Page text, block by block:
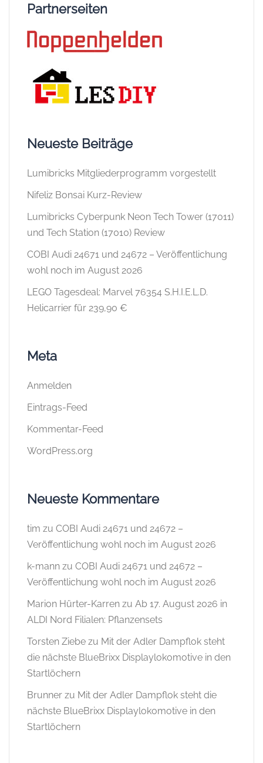
Partnerseiten
Neueste Beiträge
Lumibricks Mitgliederprogramm vorgestellt
Nifeliz Bonsai Kurz-Review
Lumibricks Cyberpunk Neon Tech Tower (17011)
und Tech Station (17010) Review
COBI Audi 24671 und 24672 – Veröffentlichung
wohl noch im August 2026
LEGO Tagesdeal: Marvel 76354 S.H.I.E.L.D.
Helicarrier für 239,90 €
Meta
Anmelden
Eintrags-Feed
Kommentar-Feed
WordPress.org
Neueste Kommentare
tim zu COBI Audi 24671 und 24672 –
Veröffentlichung wohl noch im August 2026
k-mann zu COBI Audi 24671 und 24672 –
Veröffentlichung wohl noch im August 2026
Marion Hürter-Karren zu Ab 17. August 2026 in
ALDI Nord Filialen: Pflanzensets
Torsten Ziebe zu Mit der Adler Dampflok steht
die nächste BlueBrixx Displaylokomotive in den
Startlöchern
Brunner zu Mit der Adler Dampflok steht die
nächste BlueBrixx Displaylokomotive in den
Startlöchern